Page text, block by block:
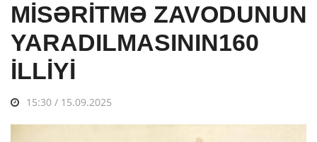
MİSƏRİTMƏ ZAVODUNUN
YARADILMASININ160
İLLİYİ
15:30 / 15.09.2025